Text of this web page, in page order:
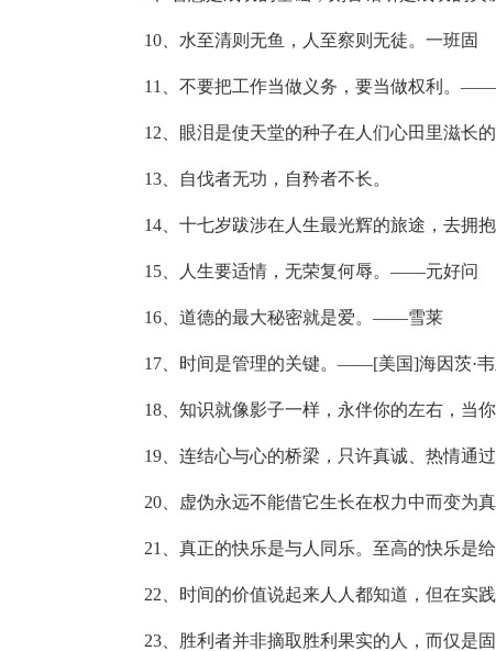
10、水至清则无鱼，人至察则无徒。一班固
11、不要把工作当做义务，要当做权利。
12、眼泪是使天堂的种子在人们心田里滋
13、自伐者无功，自矜者不长。
14、十七岁跋涉在人生最光辉的旅途，去拥抱
15、人生要适情，无荣复何辱。——元好问
16、道德的最大秘密就是爱。——雪莱
17、时间是管理的关键。——[美国]海因茨·
18、知识就像影子一样，永伴你的左右，当
19、连结心与心的桥梁，只许真诚、热情通
20、虚伪永远不能借它生长在权力中而变
21、真正的快乐是与人同乐。至高的快乐是
22、时间的价值说起来人人都知道，但在
23、胜利者并非摘取胜利果实的人，而仅是固